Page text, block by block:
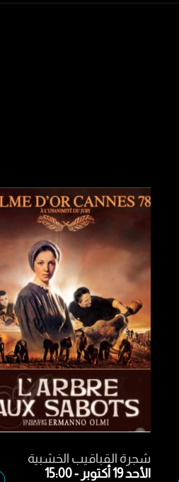
مومي "أمي"
السبت 18 أكتوبر - 19:00